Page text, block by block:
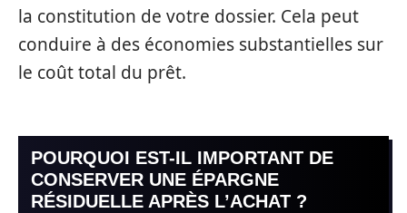
la constitution de votre dossier. Cela peut
conduire à des économies substantielles sur
le coût total du prêt.
POURQUOI EST-IL IMPORTANT DE
CONSERVER UNE ÉPARGNE
RÉSIDUELLE APRÈS L’ACHAT ?